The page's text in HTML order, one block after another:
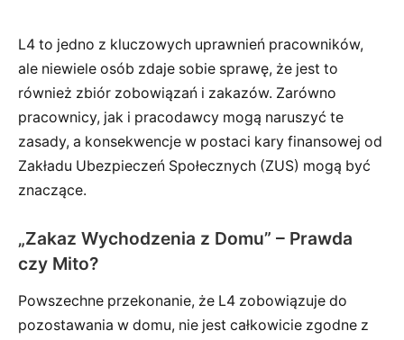
L4 to jedno z kluczowych uprawnień pracowników,
ale niewiele osób zdaje sobie sprawę, że jest to
również zbiór zobowiązań i zakazów. Zarówno
pracownicy, jak i pracodawcy mogą naruszyć te
zasady, a konsekwencje w postaci kary finansowej od
Zakładu Ubezpieczeń Społecznych (ZUS) mogą być
znaczące.
„Zakaz Wychodzenia z Domu” – Prawda
czy Mito?
Powszechne przekonanie, że L4 zobowiązuje do
pozostawania w domu, nie jest całkowicie zgodne z